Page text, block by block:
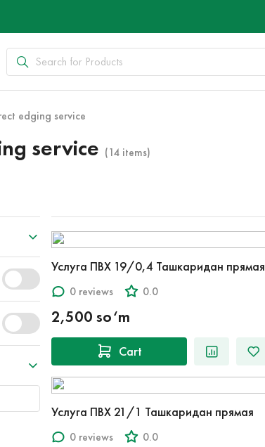
edging service
service (14 items)
Услуга ПВХ 19/0,4 Ташкаридан прямая
0 reviews 0.0
2,500 so‘m
Cart
Услуга ПВХ 21/1 Ташкаридан прямая
0 reviews 0.0